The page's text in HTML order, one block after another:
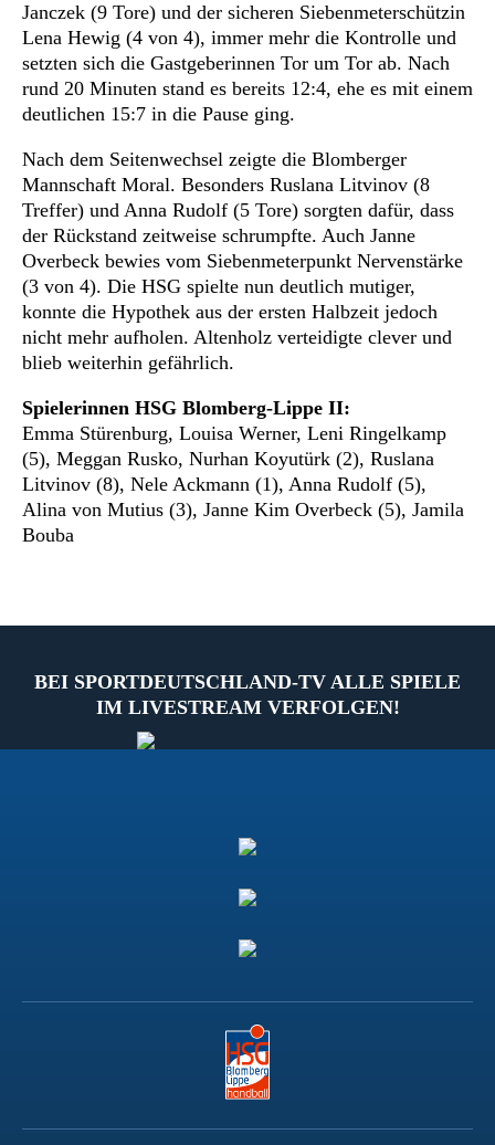
Janczek (9 Tore) und der sicheren Siebenmeterschützin
Lena Hewig (4 von 4), immer mehr die Kontrolle und
setzten sich die Gastgeberinnen Tor um Tor ab. Nach
rund 20 Minuten stand es bereits 12:4, ehe es mit einem
deutlichen 15:7 in die Pause ging.
Nach dem Seitenwechsel zeigte die Blomberger
Mannschaft Moral. Besonders Ruslana Litvinov (8
Treffer) und Anna Rudolf (5 Tore) sorgten dafür, dass
der Rückstand zeitweise schrumpfte. Auch Janne
Overbeck bewies vom Siebenmeterpunkt Nervenstärke
(3 von 4). Die HSG spielte nun deutlich mutiger,
konnte die Hypothek aus der ersten Halbzeit jedoch
nicht mehr aufholen. Altenholz verteidigte clever und
blieb weiterhin gefährlich.
Spielerinnen HSG Blomberg-Lippe II:
Emma Stürenburg, Louisa Werner, Leni Ringelkamp
(5), Meggan Rusko, Nurhan Koyutürk (2), Ruslana
Litvinov (8), Nele Ackmann (1), Anna Rudolf (5),
Alina von Mutius (3), Janne Kim Overbeck (5), Jamila
Bouba
BEI SPORTDEUTSCHLAND-TV ALLE SPIELE
IM LIVESTREAM VERFOLGEN!